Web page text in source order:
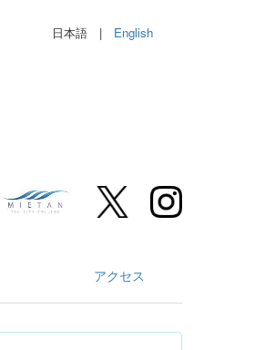
日本語 | English
アクセス